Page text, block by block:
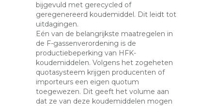
bijgevuld met gerecycled of
geregenereerd koudemiddel. Dit leidt tot
uitdagingen.
Eén van de belangrijkste maatregelen in
de F-gassenverordening is de
productiebeperking van HFK-
koudemiddelen. Volgens het zogeheten
quotasysteem krijgen producenten of
importeurs een eigen quotum
toegewezen. Dit geeft het volume aan
dat ze van deze koudemiddelen mogen